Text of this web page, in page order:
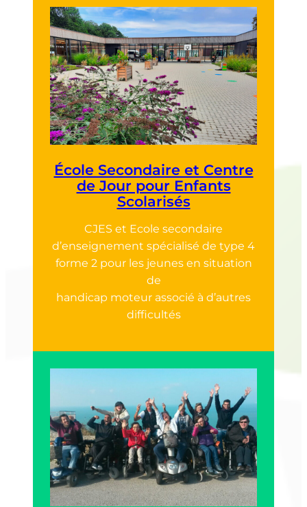
École Secondaire et Centre
de Jour pour Enfants
Scolarisés
CJES et Ecole secondaire
d’enseignement spécialisé de type 4
forme 2 pour les jeunes en situation
de
handicap moteur associé à d’autres
difficultés